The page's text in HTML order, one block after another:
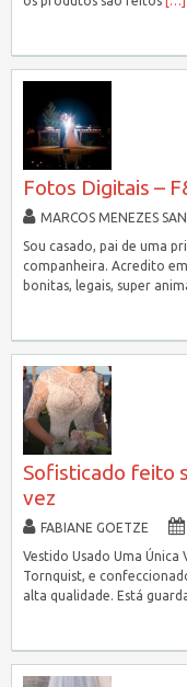
Fotos Digitais –
MARCOS MENEZES
Sou casado, pai de uma
companheira. Acredito
bonitas, legais, super
Sofisticado feito
vez
FABIANE GOETZE
Vestido Usado Uma Única
Tornquist, e
alta qualidade. Está